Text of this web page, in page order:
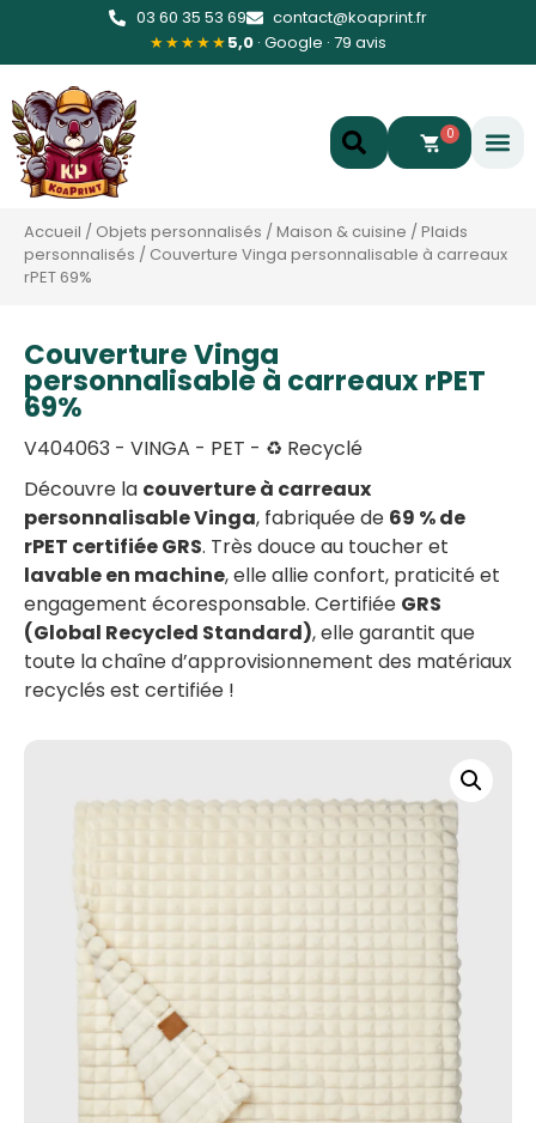
03 60 35 53 69
contact@koaprint.fr
★★★★★5,0 · Google · 79 avis
0
Accueil / Objets personnalisés /Maison & cuisine /Plaids
personnalisés / Couverture Vinga personnalisable à carreaux
rPET 69%
Couverture Vinga
personnalisable à carreaux rPET
69%
V404063 - VINGA - PET - ♻️ Recyclé
Découvre la couverture à carreaux
personnalisable Vinga, fabriquée de 69 % de
rPET certifiée GRS. Très douce au toucher et
lavable en machine, elle allie confort, praticité et
engagement écoresponsable. Certifiée GRS
(Global Recycled Standard), elle garantit que
toute la chaîne d’approvisionnement des matériaux
recyclés est certifiée !